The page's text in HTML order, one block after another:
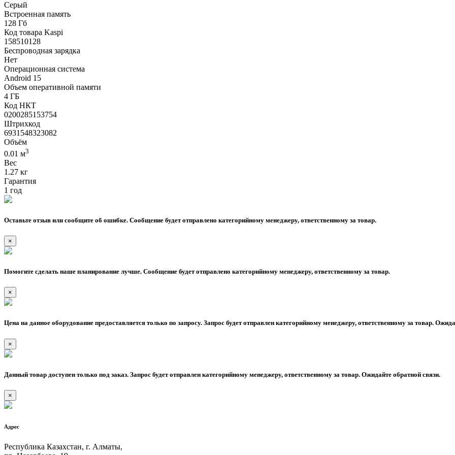
Серый
Встроенная память
128 Гб
Код товара Kaspi
158510128
Беспроводная зарядка
Нет
Операционная система
Android 15
Объем оперативной памяти
4 ГБ
Код НКТ
0200285153754
Штрихкод
6931548323082
Объём
0.01 м3
Вес
1.27 кг
Гарантия
1 год
Оставьте отзыв или сообщите об ошибке. Сообщение будет отправлено категорийному менеджеру, ответственному за товар.
×
Помогите сделать наше планирование лучше. Сообщение будет отправлено категорийному менеджеру, ответственному за товар.
×
Цена на данное оборудование предоставляется только по запросу. Запрос будет отправлен категорийному менеджеру, ответственному за товар.
×
Данный товар доступен только под заказ. Запрос будет отправлен категорийному менеджеру, ответственному за товар. Ожидайте обратной связи.
×
Адрес
Республика Казахстан, г. Алматы,